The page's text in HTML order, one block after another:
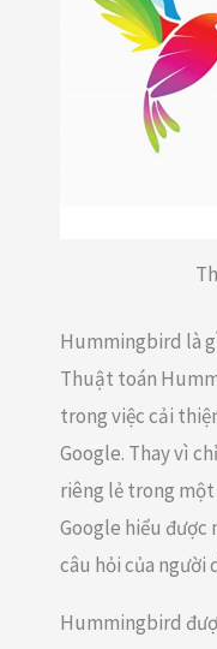
Hummingbird là
Thuật toán
trong việc cải
Google. Thay vì
riêng lẻ trong
Google hiểu được
câu hỏi của người
Hummingbird